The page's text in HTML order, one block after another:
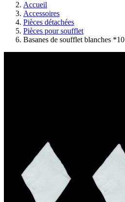
Accueil
Accessoires
Pièces détachées
Pièces pour soufflet
Basanes de soufflet blanches *10